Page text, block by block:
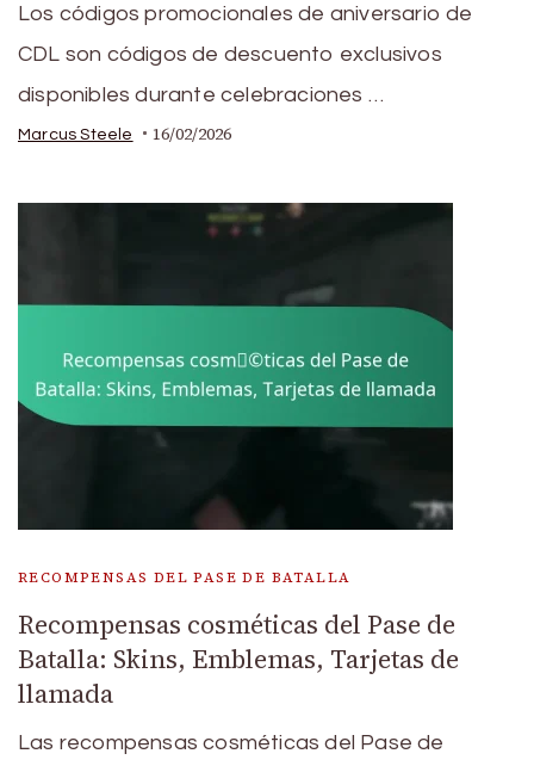
Los códigos promocionales de aniversario de
CDL son códigos de descuento exclusivos
disponibles durante celebraciones …
Marcus Steele 16/02/2026
RECOMPENSAS DEL PASE DE BATALLA
Recompensas cosméticas del Pase de
Batalla: Skins, Emblemas, Tarjetas de
llamada
Las recompensas cosméticas del Pase de